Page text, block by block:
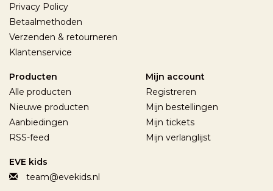
Privacy Policy
Betaalmethoden
Verzenden & retourneren
Klantenservice
Producten
Alle producten
Nieuwe producten
Aanbiedingen
RSS-feed
Mijn account
Registreren
Mijn bestellingen
Mijn tickets
Mijn verlanglijst
EVE kids
team@evekids.nl